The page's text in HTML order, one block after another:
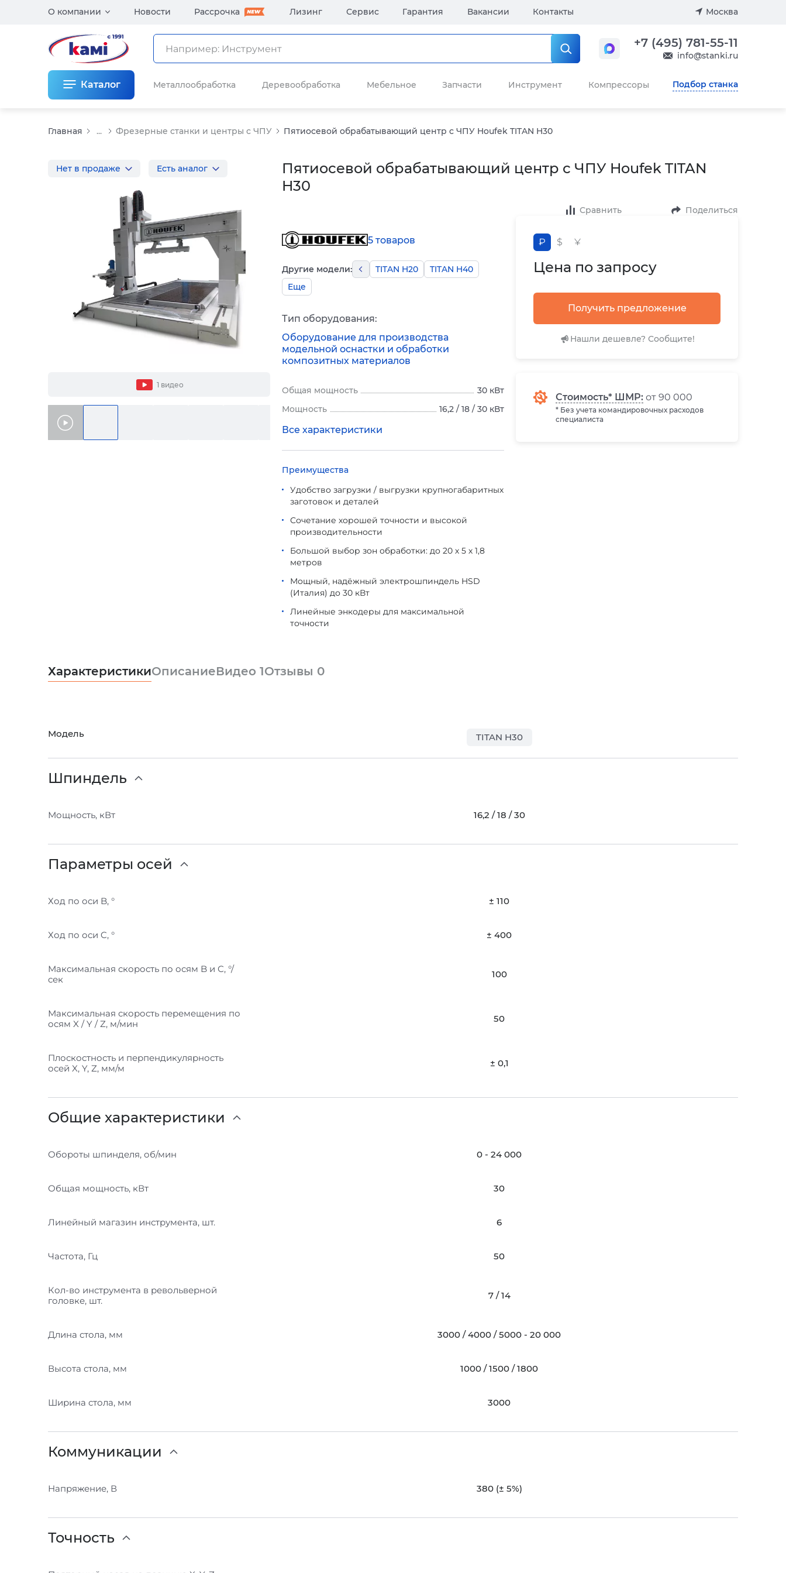
О компании Новости Рассрочка Лизинг Сервис Гарантия Вакансии Контакты Москва
+7 (495) 781-55-11
info@stanki.ru
Каталог Металлообработка Деревообработка Мебельное Запчасти Инструмент Компрессоры Подбор станка
Главная ... Фрезерные станки и центры с ЧПУ Пятиосевой обрабатывающий центр с ЧПУ Houfek TITAN H30
Пятиосевой обрабатывающий центр с ЧПУ Houfek TITAN
H30
Сравнить Поделиться
Нет в продаже Есть аналог
1 видео
₽ $ ¥
Цена по запросу
Получить предложение
Нашли дешевле? Сообщите!
Стоимость* ШМР: от 90 000
* Без учета командировочных расходов
специалиста
5 товаров
Другие модели: TITAN H20
TITAN H40
Еще
Тип оборудования:
Оборудование для производства
модельной оснастки и обработки
композитных материалов
Общая мощность
30 кВт
Мощность
16,2 / 18 / 30 кВт
Все характеристики
Преимущества
Удобство загрузки / выгрузки крупногабаритных
заготовок и деталей
Сочетание хорошей точности и высокой
производительности
Большой выбор зон обработки: до 20 х 5 х 1,8
метров
Мощный, надёжный электрошпиндель HSD
(Италия) до 30 кВт
Линейные энкодеры для максимальной
точности
ХарактеристикиОписаниеВидео 1Отзывы 0
Модель TITAN H30
Шпиндель
Мощность, кВт 16,2 / 18 / 30
Параметры осей
Ход по оси B, ° ± 110
Ход по оси C, ° ± 400
Максимальная скорость по осям B и С, °/
сек
100
Максимальная скорость перемещения по
осям X / Y / Z, м/мин
50
Плоскостность и перпендикулярность
осей X, Y, Z, мм/м
± 0,1
Общие характеристики
Обороты шпинделя, об/мин 0 - 24 000
Общая мощность, кВт 30
Линейный магазин инструмента, шт. 6
Частота, Гц 50
Кол-во инструмента в револьверной
головке, шт.
7 / 14
Длина стола, мм 3000 / 4000 / 5000 - 20 000
Высота стола, мм 1000 / 1500 / 1800
Ширина стола, мм 3000
Коммуникации
Напряжение, В 380 (± 5%)
Точность